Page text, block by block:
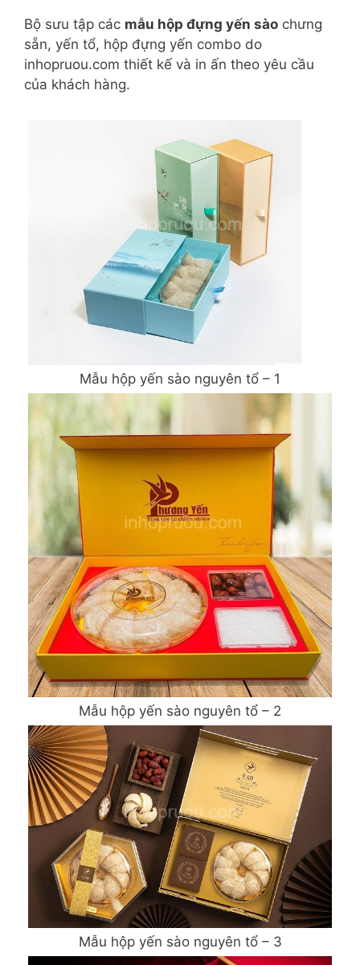
Bộ sưu tập các mẫu hộp đựng yến sào chưng
sẵn, yến tổ, hộp đựng yến combo do
inhopruou.com thiết kế và in ấn theo yêu cầu
của khách hàng.
Mẫu hộp yến sào nguyên tổ – 1
Mẫu hộp yến sào nguyên tổ – 2
Mẫu hộp yến sào nguyên tổ – 3